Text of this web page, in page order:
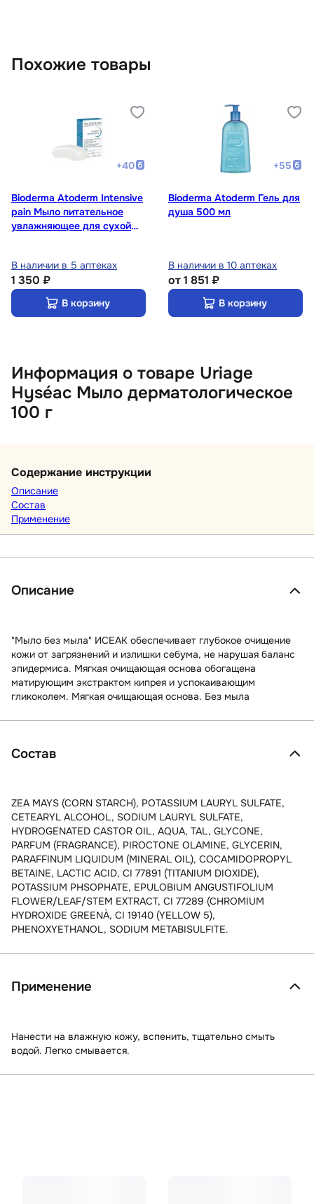
Похожие товары
+40
Bioderma Atoderm Intensive
pain Мыло питательное
увлажняющее для сухой
В наличии в 5 аптеках
1 350 ₽
В корзину
+55
Bioderma Atoderm Гель для
душа 500 мл
В наличии в 10 аптеках
от1 851 ₽
В корзину
Информация о товаре Uriage
Hyséac Мыло дерматологическое
100 г
Содержание инструкции
Описание
Состав
Применение
Описание
"Мыло без мыла" ИСЕАК обеспечивает глубокое очищение
кожи от загрязнений и излишки себума, не нарушая баланс
эпидермиса. Мягкая очищающая основа обогащена
матирующим экстрактом кипрея и успокаивающим
гликоколем. Мягкая очищающая основа. Без мыла
Состав
ZEA MAYS (CORN STARCH), POTASSIUM LAURYL SULFATE,
CETEARYL ALCOHOL, SODIUM LAURYL SULFATE,
HYDROGENATED CASTOR OIL, AQUA, TAL, GLYCONE,
PARFUM (FRAGRANCE), PIROCTONE OLAMINE, GLYCERIN,
PARAFFINUM LIQUIDUM (MINERAL OIL), COCAMIDOPROPYL
BETAINE, LACTIC ACID, CI 77891 (TITANIUM DIOXIDE),
POTASSIUM PHSOPHATE, EPULOBIUM ANGUSTIFOLIUM
FLOWER/LEAF/STEM EXTRACT, CI 77289 (CHROMIUM
HYDROXIDE GREENÀ, CI 19140 (YELLOW 5),
PHENOXYETHANOL, SODIUM METABISULFITE.
Применение
Нанести на влажную кожу, вспенить, тщательно смыть
водой. Легко смывается.